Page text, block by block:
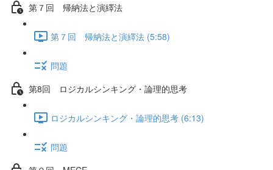
第７回 帰納法と演繹法
第７回 帰納法と演繹法 (5:58)
問題
第8回 ロジカルシンキング・論理的思考
ロジカルシンキング・論理的思考 (6:13)
問題